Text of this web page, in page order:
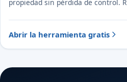
propiedad sin pérdida de control.
Abrir la herramienta gratis